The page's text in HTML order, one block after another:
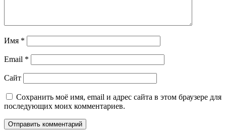
Имя *
Email *
Сайт
Сохранить моё имя, email и адрес сайта в этом браузере для
последующих моих комментариев.